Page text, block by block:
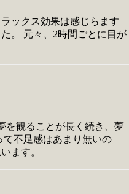
ックス効果は感じらます
。 元々、2時間ごとに目が
を観ることが長く続き、夢
て不足感はあまり無いの
ます。